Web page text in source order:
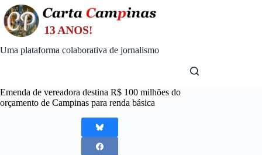
Skip
to
content
Uma plataforma colaborativa de jornalismo
Emenda de vereadora destina R$ 100 milhões do
orçamento de Campinas para renda básica